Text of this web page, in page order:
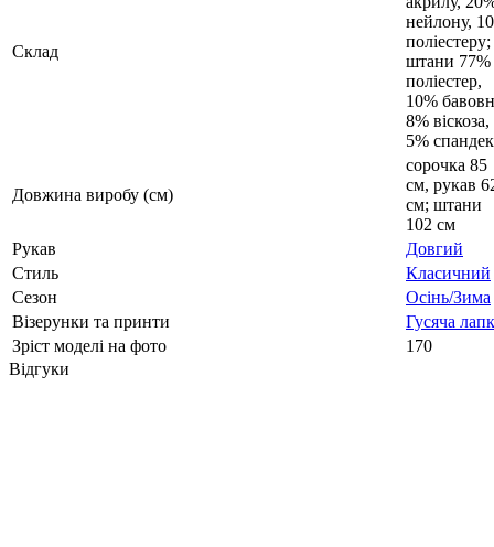
Склад
нейлону,
поліестеру;
штани 77%
поліестер,
10%
8% віскоза,
5%
Довжина виробу (см)
сорочка 85
см, рукав
см; штани
102 см
Рукав
Довгий
Стиль
Класичний
Сезон
Осінь/Зима
Візерунки та принти
Гусяча
Зріст моделі на фото
170
Відгуки